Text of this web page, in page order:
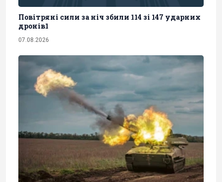
Повітряні сили за ніч збили 114 зі 147 ударних
дронів1
07.08.2026